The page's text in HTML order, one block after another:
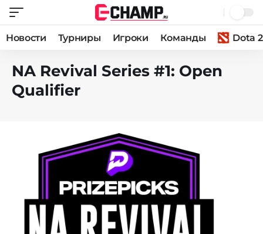
Новости Турниры Игроки Команды Dota 2
NA Revival Series #1: Open
Qualifier